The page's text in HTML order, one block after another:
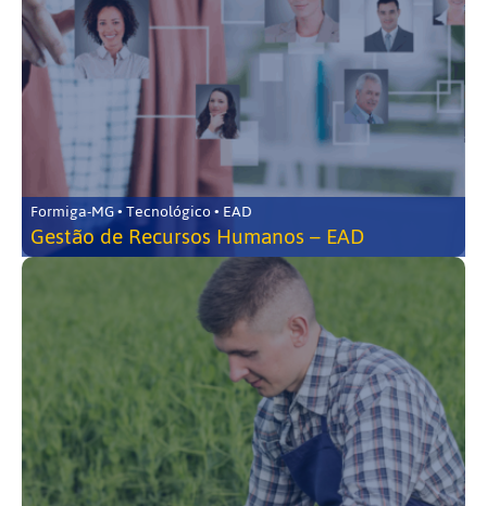
Formiga-MG • Tecnológico • EAD
Gestão de Recursos Humanos – EAD